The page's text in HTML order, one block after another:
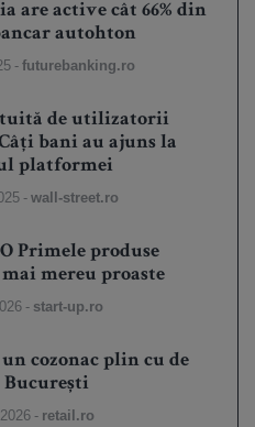
are active cât 66% din
autohton
-futurebanking.ro
de utilizatorii
bani au ajuns la
platformei
-wall-street.ro
Primele produse
mereu proaste
- start-up.ro
un cozonac plin cu de
București
- retail.ro